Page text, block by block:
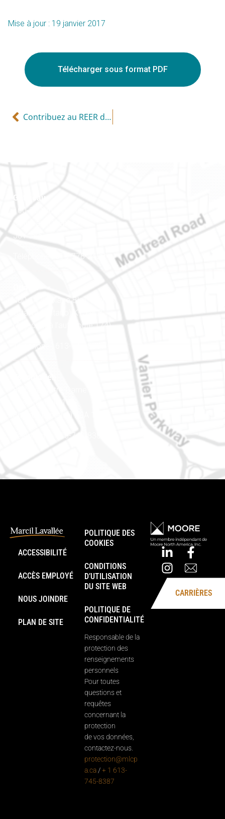
Mise à jour : 19 janvier 2017
Télécharger sous format PDF
Contribuez au REER de votre conjoint pour fractionner davantage le revenu
Gatineau
100-200, rue Montcalm
Gatineau (Québec)
J8Y 3B5
Téléphone : 819-778-2428
400-1420, place Blair Towers
Ottawa (Ontario) K1J 9L8
(Adjacent à l’autoroute 174)
Téléphone : 613-745-8387
Est ontarien
888, rue Notre-Dame
Case postale 101
Embrun (Ontario) K0A 1W1
Téléphone : 613-745-8387
ACCESSIBILITÉ
ACCÈS EMPLOYÉ
NOUS JOINDRE
PLAN DE SITE
POLITIQUE DES
COOKIES
CONDITIONS
D’UTILISATION
DU SITE WEB
POLITIQUE DE
CONFIDENTIALITÉ
Responsable de la
protection des
renseignements
personnels
Pour toutes
questions et
requêtes
concernant la
protection
de vos données,
contactez-nous.
protection@mlcp
a.ca /+ 1 613-
745-8387
CARRIÈRES